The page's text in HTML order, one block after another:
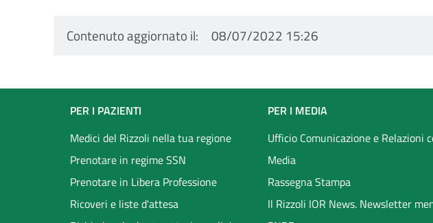
Contenuto aggiornato il 08/07/2022 15:26
Footer
menu
PER I PAZIENTI
Medici del Rizzoli nella tua regione
Prenotare in regime SSN
Prenotare in Libera Professione
Ricoveri e liste d'attesa
PER I MEDIA
Ufficio Comunicazione e Relazioni
Media
Rassegna Stampa
Il Rizzoli IOR News. Newsletter